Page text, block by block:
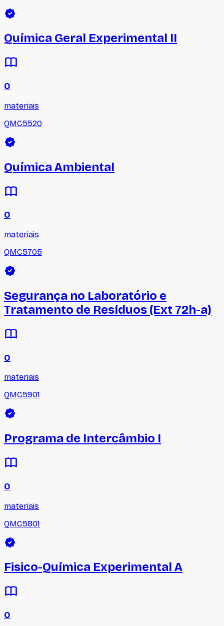
Química Geral Experimental II
0
materiais
QMC5520
Química Ambiental
0
materiais
QMC5705
Segurança no Laboratório e
Tratamento de Resíduos (Ext 72h-a)
0
materiais
QMC5901
Programa de Intercâmbio I
0
materiais
QMC5801
Fisico-Química Experimental A
0